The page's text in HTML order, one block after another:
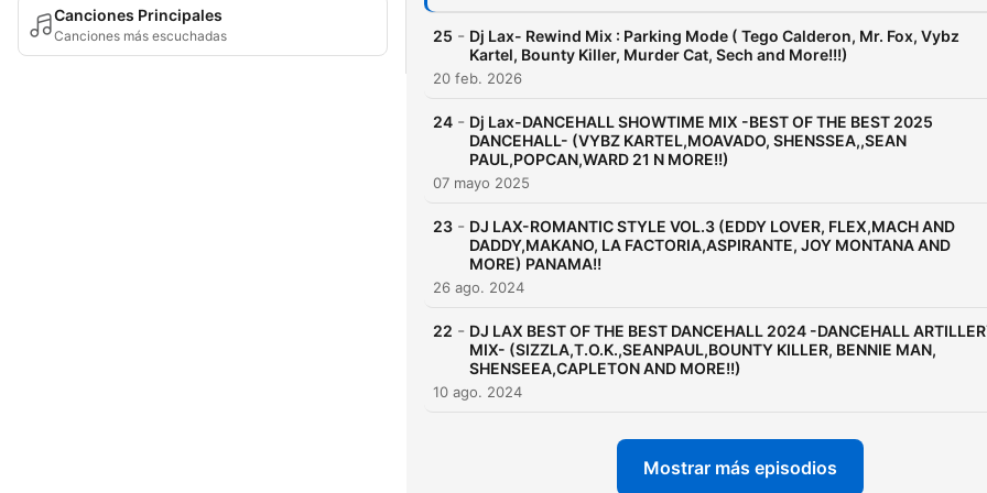
Canciones Principales
Canciones más escuchadas 25 - Dj Lax- Rewind Mix : Parking Mode ( Tego Calderon, Mr. Fox, Vybz
Kartel, Bounty Killer, Murder Cat, Sech and More!!!)
20 feb. 2026
24 - Dj Lax-DANCEHALL SHOWTIME MIX -BEST OF THE BEST 2025
DANCEHALL- (VYBZ KARTEL,MOAVADO, SHENSSEA,,SEAN
PAUL,POPCAN,WARD 21 N MORE!!)
07 mayo 2025
23 - DJ LAX-ROMANTIC STYLE VOL.3 (EDDY LOVER, FLEX,MACH AND
DADDY,MAKANO, LA FACTORIA,ASPIRANTE, JOY MONTANA AND
MORE) PANAMA!!
26 ago. 2024
22 - DJ LAX BEST OF THE BEST DANCEHALL 2024 -DANCEHALL
MIX- (SIZZLA,T.O.K.,SEANPAUL,BOUNTY KILLER, BENNIE MAN,
SHENSEEA,CAPLETON AND MORE!!)
10 ago. 2024
Mostrar más episodios